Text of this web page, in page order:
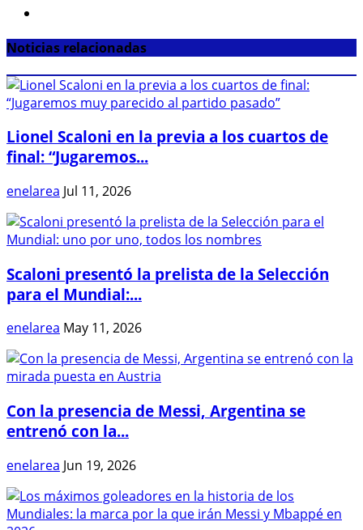
Noticias relacionadas
Lionel Scaloni en la previa a los cuartos de
final: “Jugaremos...
enelarea Jul 11, 2026
Scaloni presentó la prelista de la Selección
para el Mundial:...
enelarea May 11, 2026
Con la presencia de Messi, Argentina se
entrenó con la...
enelarea Jun 19, 2026